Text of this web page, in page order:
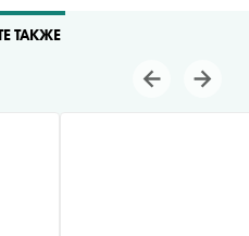
ТАКЖЕ